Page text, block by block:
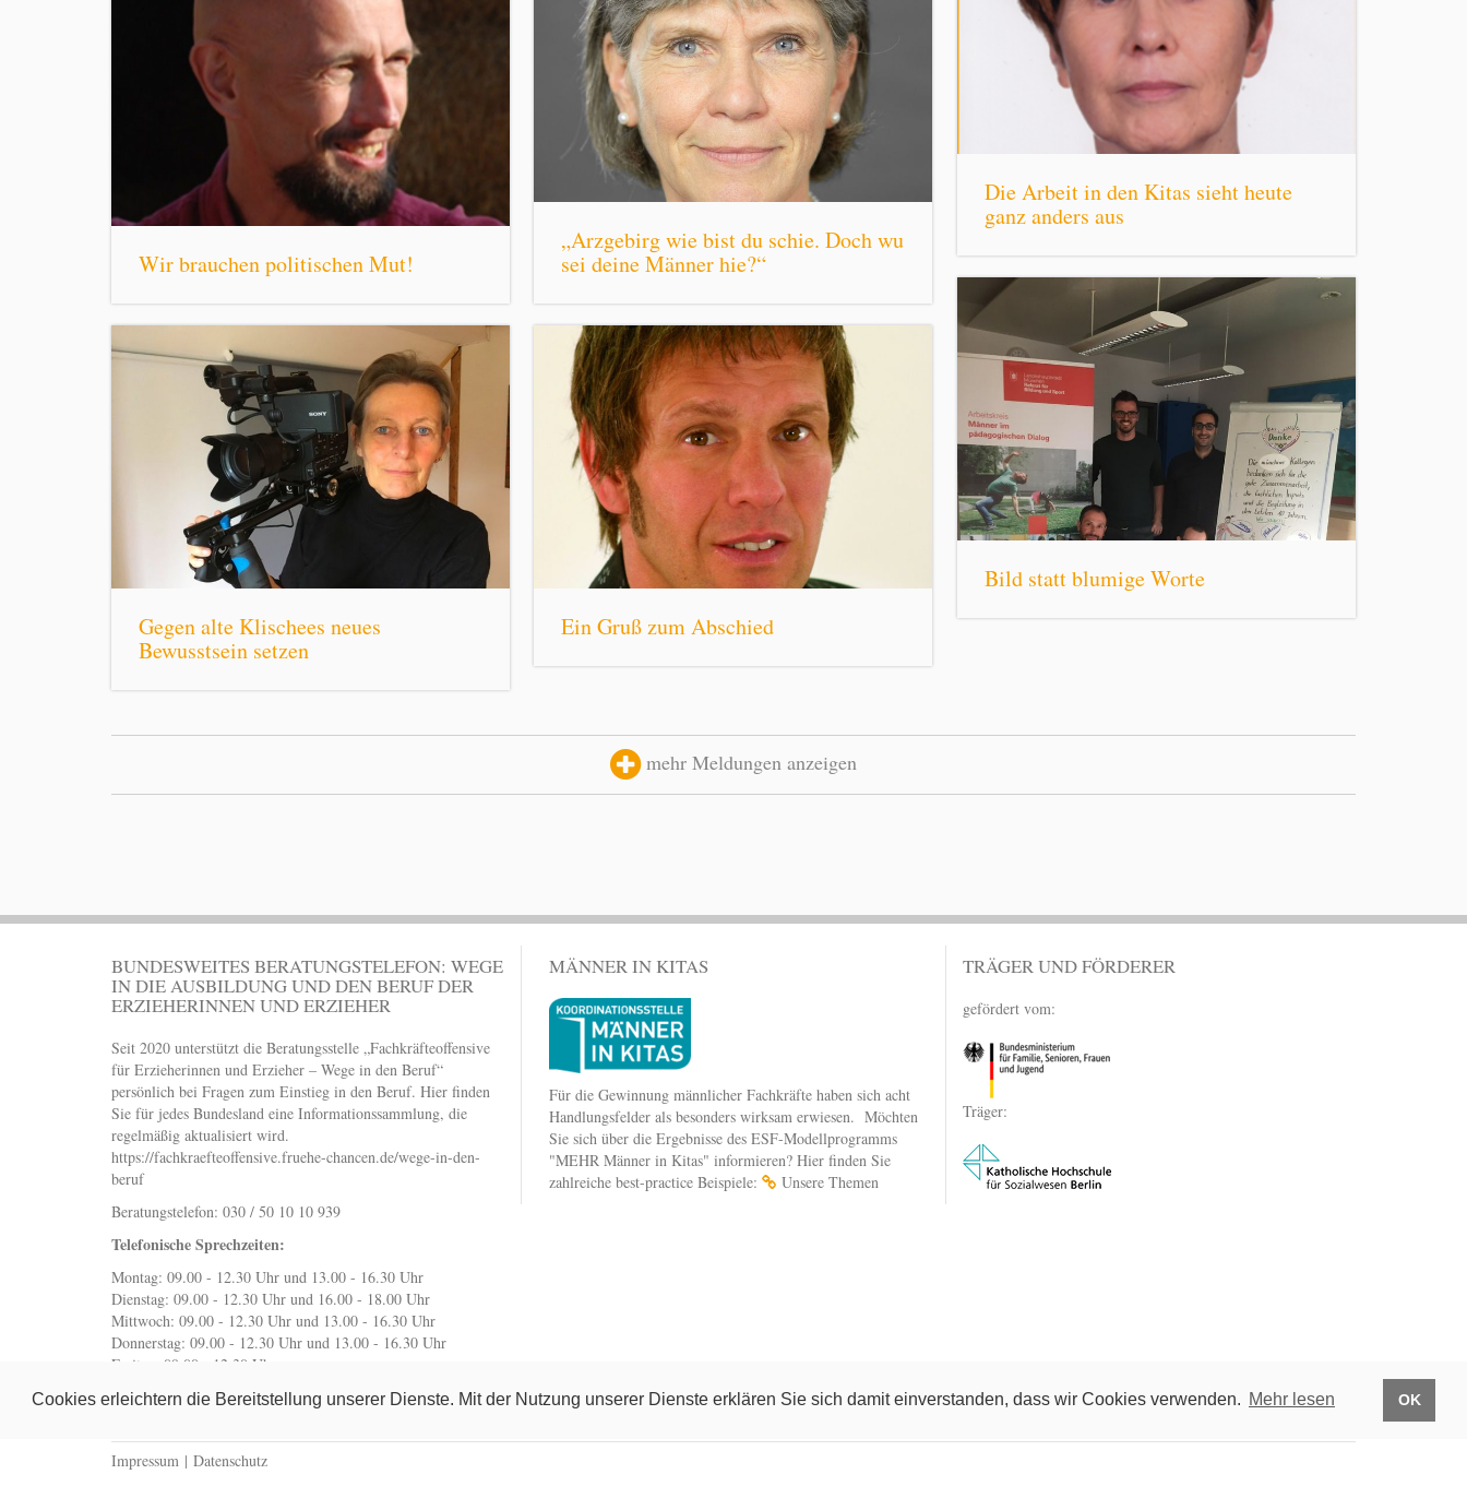
Cookies erleichtern die Bereitstellung unserer Dienste. Mit der Nutzung unserer Dienste erklären Sie sich damit einverstanden, dass wir Cookies verwenden. Mehr lesen OK
Die Arbeit in den Kitas sieht heute
ganz anders aus
„Arzgebirg wie bist du schie. Doch wu
sei deine Männer hie?“
Wir brauchen politischen Mut!
Bild statt blumige Worte
Gegen alte Klischees neues
Bewusstsein setzen
Ein Gruß zum Abschied
mehr Meldungen anzeigen
BUNDESWEITES BERATUNGSTELEFON: WEGE
IN DIE AUSBILDUNG UND DEN BERUF DER
ERZIEHERINNEN UND ERZIEHER
Seit 2020 unterstützt die Beratungsstelle „Fachkräfteoffensive
für Erzieherinnen und Erzieher – Wege in den Beruf“
persönlich bei Fragen zum Einstieg in den Beruf. Hier finden
Sie für jedes Bundesland eine Informationssammlung, die
regelmäßig aktualisiert wird.
https://fachkraefteoffensive.fruehe-chancen.de/wege-in-den-
beruf
Beratungstelefon: 030 / 50 10 10 939
Telefonische Sprechzeiten:
Montag: 09.00 - 12.30 Uhr und 13.00 - 16.30 Uhr
Dienstag: 09.00 - 12.30 Uhr und 16.00 - 18.00 Uhr
Mittwoch: 09.00 - 12.30 Uhr und 13.00 - 16.30 Uhr
Donnerstag: 09.00 - 12.30 Uhr und 13.00 - 16.30 Uhr
Freitag: 09.00 - 12.30 Uhr
wegeindenberuf@fruehe-chancen.de
MÄNNER IN KITAS
Für die Gewinnung männlicher Fachkräfte haben sich acht
Handlungsfelder als besonders wirksam erwiesen. Möchten
Sie sich über die Ergebnisse des ESF-Modellprogramms
"MEHR Männer in Kitas" informieren? Hier finden Sie
zahlreiche best-practice Beispiele:
Unsere Themen
TRÄGER UND FÖRDERER
gefördert vom:
Träger:
Impressum | Datenschutz